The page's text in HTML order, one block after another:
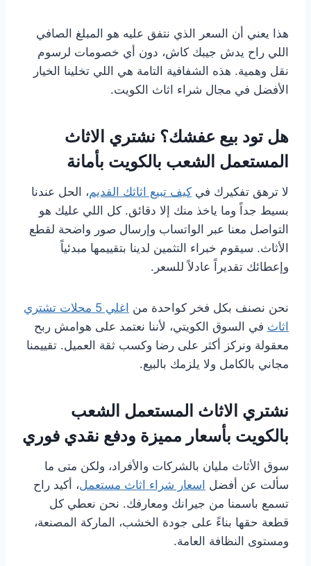
هذا يعني أن السعر الذي نتفق عليه هو المبلغ الصافي
اللي راح يدش جيبك كاش، دون أي خصومات لرسوم
نقل وهمية. هذه الشفافية التامة هي اللي تخلينا الخيار
الأفضل في مجال شراء اثاث الكويت.
هل تود بيع عفشك؟ نشتري الاثاث
المستعمل الشعب بالكويت بأمانة
لا ترهق تفكيرك في كيف تبيع اثاثك القديم، الحل عندنا
بسيط جداً وما ياخذ منك إلا دقائق. كل اللي عليك هو
التواصل معنا عبر الواتساب وإرسال صور واضحة لقطع
الأثاث. سيقوم خبراء التثمين لدينا بتقييمها مبدئياً
وإعطائك تقديراً عادلاً للسعر.
نحن نصنف بكل فخر كواحدة من
اغلي 5 محلات تشتري
اثاث في السوق الكويتي، لأننا نعتمد على هوامش ربح
معقولة ونركز أكثر على رضا وكسب ثقة العميل. تقييمنا
مجاني بالكامل ولا يلزمك بالبيع.
نشتري الاثاث المستعمل الشعب
بالكويت بأسعار مميزة ودفع نقدي فوري
سوق الأثاث مليان بالشركات والأفراد، ولكن متى ما
سألت عن أفضل اسعار شراء اثاث مستعمل، أكيد راح
تسمع باسمنا من جيرانك ومعارفك. نحن نعطي كل
قطعة حقها بناءً على جودة الخشب، الماركة المصنعة،
ومستوى النظافة العامة.